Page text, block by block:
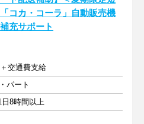
コカ・コーラ」自動販売機
充サポート
交通費支給
パート
8時間以上